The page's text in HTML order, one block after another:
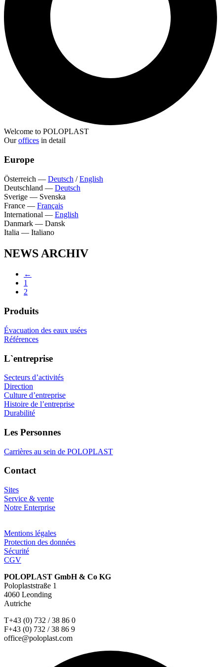
Welcome to POLOPLAST
Ouroffices in detail
Europe
Österreich — Deutsch /English
Deutschland — Deutsch
Sverige — Svenska
France — Français
International — English
Danmark — Dansk
Italia — Italiano
NEWS ARCHIV
←
1
2
Produits
Évacuation des eaux usées
Références
L`entreprise
Secteurs d’activités
Direction
Culture d’entreprise
Histoire de l’entreprise
Durabilité
Les Personnes
Carrières au sein de POLOPLAST
Contact
Sites
Service & vente
Notre Enterprise
Mentions légales
Protection des données
Sécurité
CGV
POLOPLAST GmbH & Co KG
Poloplaststraße 1
4060 Leonding
Autriche
T+43 (0) 732 / 38 86 0
F+43 (0) 732 / 38 86 9
office@poloplast.com